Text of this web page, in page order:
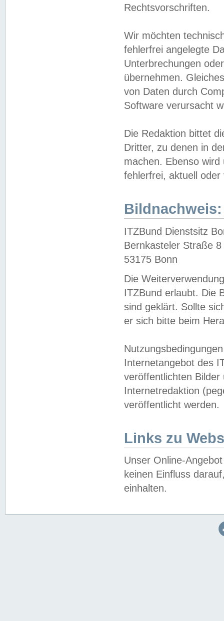
Rechtsvorschriften.
Wir möchten
fehlerfrei angelegte
Unterbrechungen
übernehmen.
von Daten durch
Software verursacht
Die Redaktion bittet
Dritter, zu denen in
machen. Ebenso
fehlerfrei, aktuell oder
Bildnachweis:
ITZBund Dienstsitz
Bernkasteler Straße 8
53175 Bonn
Die
ITZBund erlaubt. Die
sind geklärt. Sollte
er sich bitte beim
Internetangebot des
veröffentlichten
Internetredaktion
veröffentlicht werden.
Links zu
Unser Online-
keinen Einfluss
einhalten.